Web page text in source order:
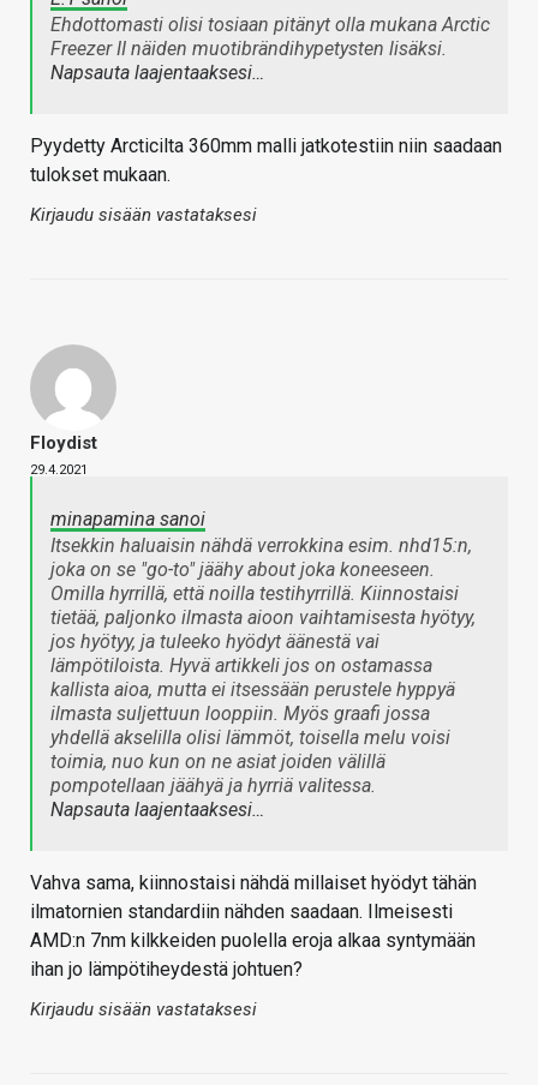
Ehdottomasti olisi tosiaan pitänyt olla mukana Arctic
Freezer II näiden muotibrändihypetysten lisäksi.
Napsauta laajentaaksesi…
Pyydetty Arcticilta 360mm malli jatkotestiin niin saadaan
tulokset mukaan.
Kirjaudu sisään vastataksesi
Floydist
29.4.2021
minapamina sanoi
Itsekkin haluaisin nähdä verrokkina esim. nhd15:n,
joka on se "go-to" jäähy about joka koneeseen.
Omilla hyrrillä, että noilla testihyrrillä. Kiinnostaisi
tietää, paljonko ilmasta aioon vaihtamisesta hyötyy,
jos hyötyy, ja tuleeko hyödyt äänestä vai
lämpötiloista. Hyvä artikkeli jos on ostamassa
kallista aioa, mutta ei itsessään perustele hyppyä
ilmasta suljettuun looppiin. Myös graafi jossa
yhdellä akselilla olisi lämmöt, toisella melu voisi
toimia, nuo kun on ne asiat joiden välillä
pompotellaan jäähyä ja hyrriä valitessa.
Napsauta laajentaaksesi…
Vahva sama, kiinnostaisi nähdä millaiset hyödyt tähän
ilmatornien standardiin nähden saadaan. Ilmeisesti
AMD:n 7nm kilkkeiden puolella eroja alkaa syntymään
ihan jo lämpötiheydestä johtuen?
Kirjaudu sisään vastataksesi